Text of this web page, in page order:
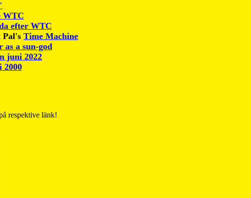
WTC
efter WTC
Pal's Time Machine
a sun-god
juni 2022
respektive länk!